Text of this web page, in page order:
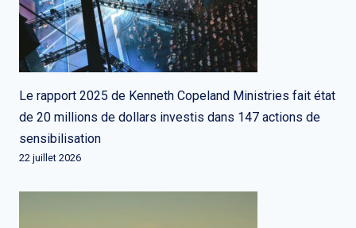
Le rapport 2025 de Kenneth Copeland Ministries fait état
de 20 millions de dollars investis dans 147 actions de
sensibilisation
22 juillet 2026